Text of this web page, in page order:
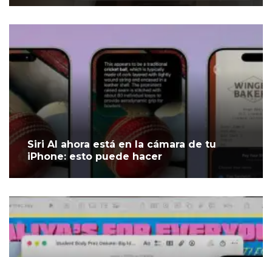
Siri AI ahora está en la cámara de tu
iPhone: esto puede hacer